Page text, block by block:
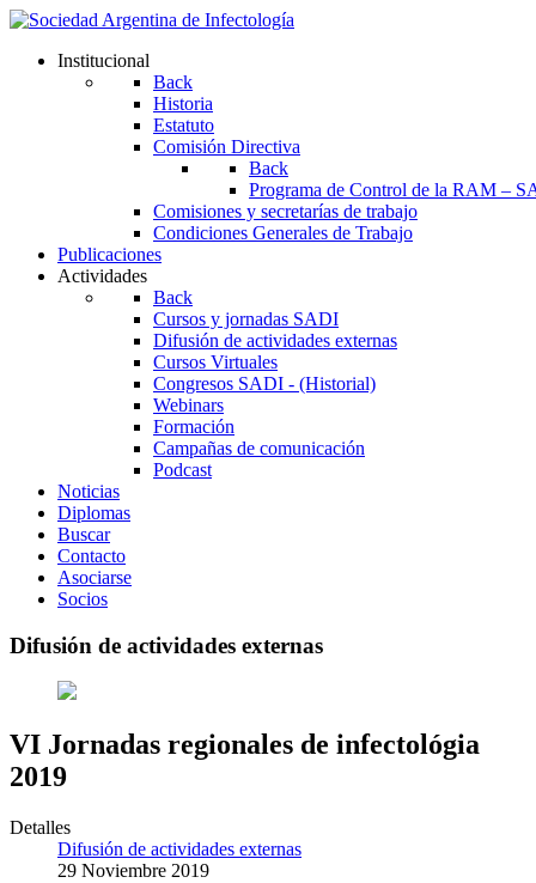
Institucional
Back
Historia
Estatuto
Comisión Directiva
Back
Programa de Control de la RAM –
Comisiones y secretarías de trabajo
Condiciones Generales de Trabajo
Publicaciones
Actividades
Back
Cursos y jornadas SADI
Difusión de actividades externas
Cursos Virtuales
Congresos SADI - (Historial)
Webinars
Formación
Campañas de comunicación
Podcast
Noticias
Diplomas
Buscar
Contacto
Asociarse
Socios
Difusión de actividades externas
VI Jornadas regionales de infectológia
2019
Detalles
Difusión de actividades externas
29 Noviembre 2019